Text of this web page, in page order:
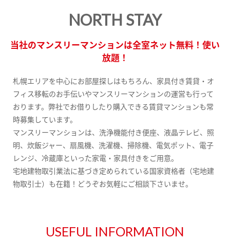
NORTH STAY
当社のマンスリーマンションは全室ネット無料！使い
放題！
札幌エリアを中心にお部屋探しはもちろん、家具付き賃貸・オ
フィス移転のお手伝いやマンスリーマンションの運営も行って
おります。弊社でお借りしたり購入できる賃貸マンションも常
時募集しています。
マンスリーマンションは、洗浄機能付き便座、液晶テレビ、照
明、炊飯ジャー、扇風機、洗濯機、掃除機、電気ポット、電子
レンジ、冷蔵庫といった家電・家具付きをご用意。
宅地建物取引業法に基づき定められている国家資格者（宅地建
物取引士）も在籍！どうぞお気軽にご相談下さいませ。
USEFUL INFORMATION